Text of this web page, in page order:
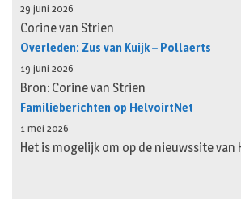
29 juni 2026
Corine van Strien
Overleden: Zus van Kuijk – Pollaerts
19 juni 2026
Bron: Corine van Strien
Familieberichten op HelvoirtNet
1 mei 2026
Het is mogelijk om op de nieuwssite